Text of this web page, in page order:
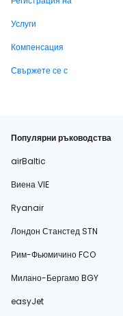
Услуги
Компенсация
Свържете се с
Популярни ръководства
airBaltic
Виена VIE
Ryanair
Лондон Станстед STN
Рим-Фьюмичино FCO
Милано-Бергамо BGY
easyJet